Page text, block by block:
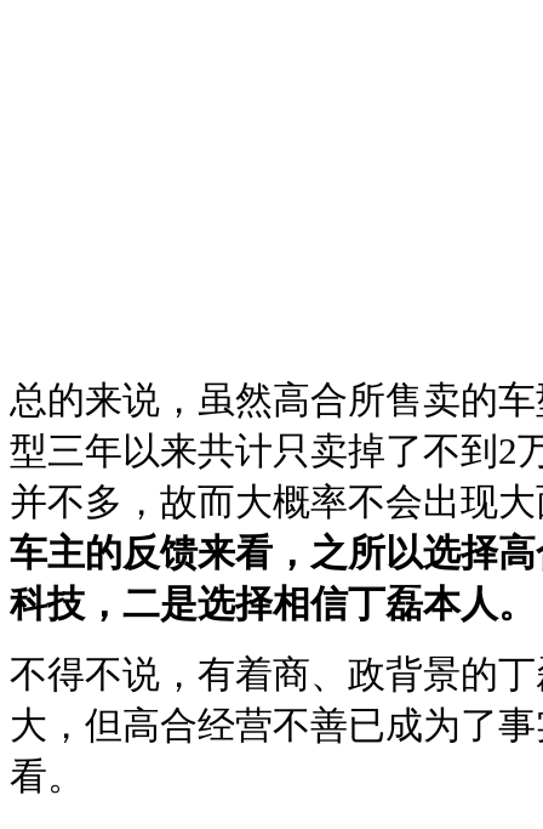
总的来说，虽然高合所售卖的
型三年以来共计只卖掉了不到2
并不多，故而大概率不会出现
车主的反馈来看，之所以选择
科技，二是选择相信丁磊本人。
不得不说，有着商、政背景的
大，但高合经营不善已成为了
看。